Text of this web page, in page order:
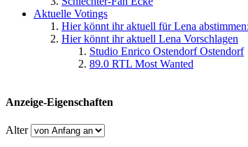
Aktuelle Votings
Hier könnt ihr aktuell für Lena abstimmen:
Hier könnt ihr aktuell Lena Vorschlagen
Studio Enrico Ostendorf Ostendorf
89.0 RTL Most Wanted
Anzeige-Eigenschaften
Alter